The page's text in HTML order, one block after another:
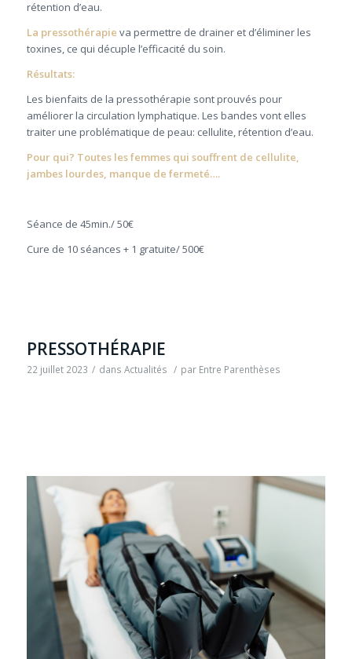
rétention d’eau.
La pressothérapie va permettre de drainer et d’éliminer les
toxines, ce qui décuple l’efficacité du soin.
Résultats:
Les bienfaits de la pressothérapie sont prouvés pour
améliorer la circulation lymphatique. Les bandes vont elles
traiter une problématique de peau: cellulite, rétention d’eau.
Pour qui? Toutes les femmes qui souffrent de cellulite,
jambes lourdes, manque de fermeté….
Séance de 45min./ 50€
Cure de 10 séances + 1 gratuite/ 500€
PRESSOTHÉRAPIE
22 juillet 2023 / dans Actualités / par Entre Parenthèses